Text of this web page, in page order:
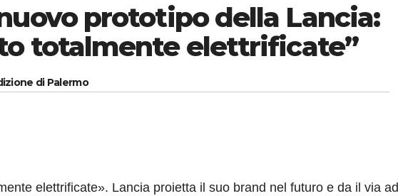
prototipo della Lancia:
totalmente elettrificate”
di Palermo
elettrificate». Lancia proietta il suo brand nel futuro e da il via ad